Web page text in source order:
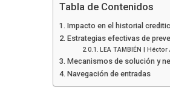
Tabla de Contenidos
Impacto en el historial
Estrategias efectivas de
LEA TAMBIÉN |
Mecanismos de solución y
Navegación de entradas